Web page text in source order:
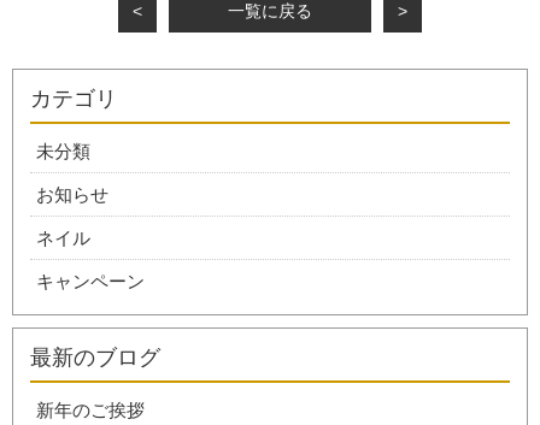
< 一覧に戻る >
カテゴリ
未分類
お知らせ
ネイル
キャンペーン
最新のブログ
新年のご挨拶